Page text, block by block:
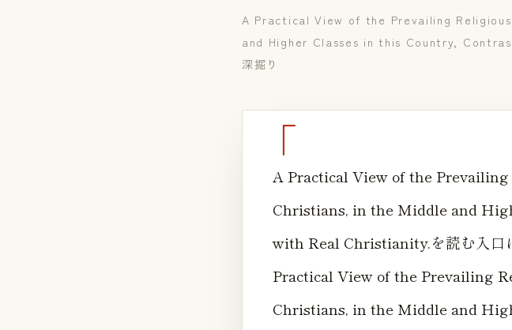
A Practical View of the Prevailing
and Higher Classes in this Country,
深掘り
A Practical View of the
Christians, in the Middle and
with Real Christianity.を読む入口
Practical View of the Prevailing
Christians, in the Middle and